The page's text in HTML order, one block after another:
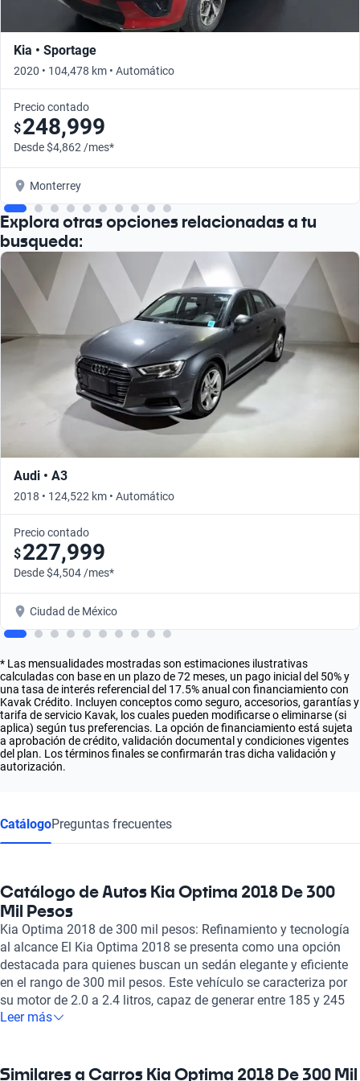
Kia • Sportage
2020 • 104,478 km • Automático
Precio contado
$248,999
Desde $4,862 /mes*
Monterrey
Explora otras opciones relacionadas a tu
busqueda:
Audi • A3
2018 • 124,522 km • Automático
Precio contado
$227,999
Desde $4,504 /mes*
Ciudad de México
* Las mensualidades mostradas son estimaciones ilustrativas
calculadas con base en un plazo de 72 meses, un pago inicial del 50% y
una tasa de interés referencial del 17.5% anual con financiamiento con
Kavak Crédito. Incluyen conceptos como seguro, accesorios, garantías y
tarifa de servicio Kavak, los cuales pueden modificarse o eliminarse (si
aplica) según tus preferencias. La opción de financiamiento está sujeta
a aprobación de crédito, validación documental y condiciones vigentes
del plan. Los términos finales se confirmarán tras dicha validación y
autorización.
CatálogoPreguntas frecuentes
Catálogo de Autos Kia Optima 2018 De 300
Mil Pesos
Kia Optima 2018 de 300 mil pesos: Refinamiento y tecnología
al alcance El Kia Optima 2018 se presenta como una opción
destacada para quienes buscan un sedán elegante y eficiente
en el rango de 300 mil pesos. Este vehículo se caracteriza por
su motor de 2.0 a 2.4 litros, capaz de generar entre 185 y 245
caballos de fuerza, lo que proporciona una experiencia de
km/h en apenas 9.4 segundos lo convierten en un competidor
Leer más
Similares a Carros Kia Optima 2018 De 300 Mil